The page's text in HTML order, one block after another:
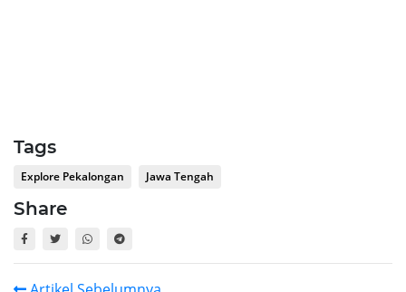
Tags
Explore Pekalongan Jawa Tengah
Share